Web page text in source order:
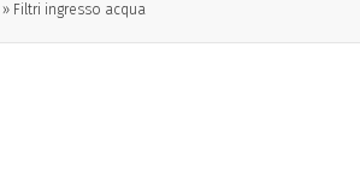
Filtri ingresso acqua